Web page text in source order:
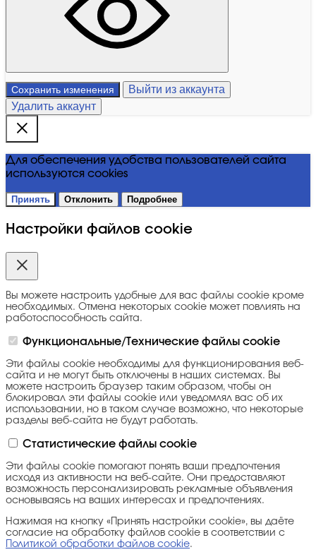
Сохранить изменения
Выйти из аккаунта
Удалить аккаунт
Для обеспечения удобства пользователей сайта
используются cookies
Принять Отклонить Подробнее
Настройки файлов cookie
Вы можете настроить удобные для вас файлы cookie кроме
необходимых. Отмена некоторых cookie может повлиять на
работоспособность сайта.
Функциональные/Технические файлы cookie
Эти файлы cookie необходимы для функционирования веб-
сайта и не могут быть отключены в наших системах. Вы
можете настроить браузер таким образом, чтобы он
блокировал эти файлы cookie или уведомлял вас об их
использовании, но в таком случае возможно, что некоторые
разделы веб-сайта не будут работать.
Статистические файлы cookie
Эти файлы cookie помогают понять ваши предпочтения
исходя из активности на веб-сайте. Они предоставляют
возможность персонализировать рекламные объявления
основываясь на ваших интересах и предпочтениях.
Нажимая на кнопку «Принять настройки cookie», вы даёте
согласие на обработку файлов cookie в соответствии с
Политикой обработки файлов cookie.